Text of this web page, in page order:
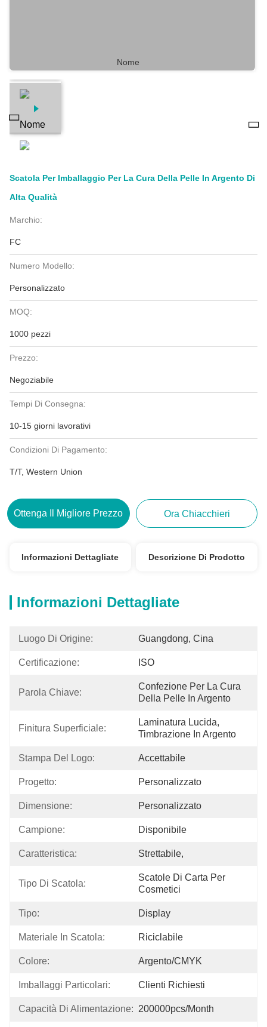
Scatola Per Imballaggio Per La Cura Della Pelle In Argento Di
Alta Qualità
Marchio:
FC
Numero Modello:
Personalizzato
MOQ:
1000 pezzi
Prezzo:
Negoziabile
Tempi Di Consegna:
10-15 giorni lavorativi
Condizioni Di Pagamento:
T/T, Western Union
Ottenga Il Migliore Prezzo Ora Chiacchieri
Informazioni Dettagliate Descrizione Di Prodotto
Informazioni Dettagliate
Luogo Di Origine: Guangdong, Cina
Certificazione: ISO
Parola Chiave:
Confezione Per La Cura
Della Pelle In Argento
Finitura Superficiale:
Laminatura Lucida,
Timbrazione In Argento
Stampa Del Logo: Accettabile
Progetto: Personalizzato
Dimensione: Personalizzato
Campione: Disponibile
Caratteristica: Strettabile,
Tipo Di Scatola:
Scatole Di Carta Per
Cosmetici
Tipo: Display
Materiale In Scatola: Riciclabile
Colore: Argento/CMYK
Imballaggi Particolari: Clienti Richiesti
Capacità Di Alimentazione: 200000pcs/month